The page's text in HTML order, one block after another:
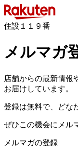
住設１１９番
メルマガ
店舗からの最新情報
お届けしています。
登録は無料で、どな
ぜひこの機会にメル
メルマガの登録